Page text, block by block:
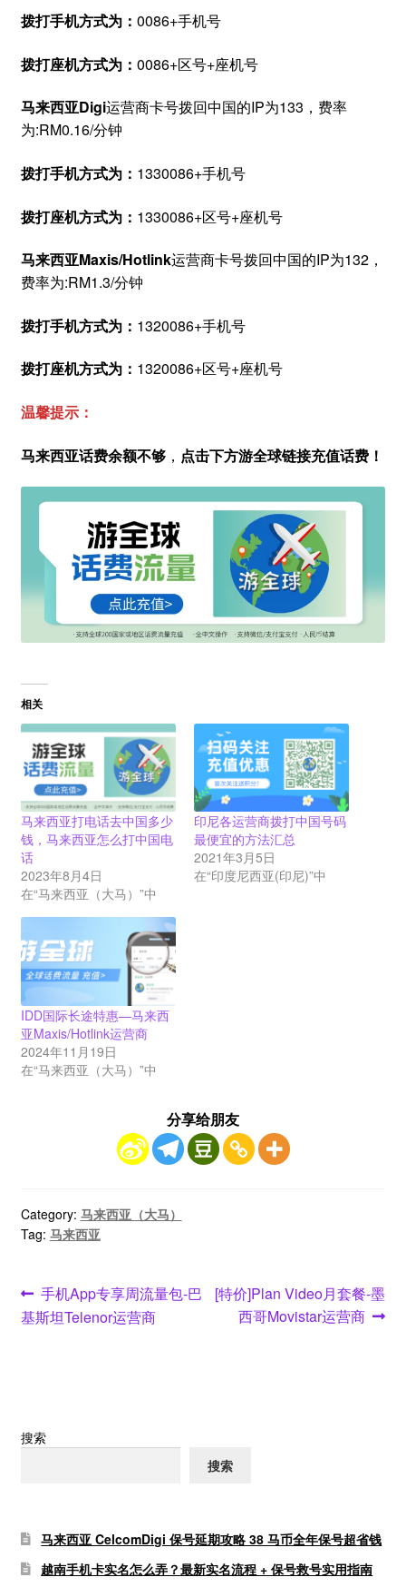
拨打手机方式为： 0086+手机号
拨打座机方式为： 0086+区号+座机号
马来西亚Digi运营商卡号拨回中国的IP为133，费率
为:RM0.16/分钟
拨打手机方式为： 1330086+手机号
拨打座机方式为： 1330086+区号+座机号
马来西亚Maxis/Hotlink运营商卡号拨回中国的IP为132，
费率为:RM1.3/分钟
拨打手机方式为： 1320086+手机号
拨打座机方式为： 1320086+区号+座机号
温馨提示：
马来西亚话费余额不够， 点击下方游全球链接充值话费！
相关
马来西亚打电话去中国多少
钱，马来西亚怎么打中国电
话
2023年8月4日
在“马来西亚（大马）”中
印尼各运营商拨打中国号码
最便宜的方法汇总
2021年3月5日
在“印度尼西亚(印尼)”中
IDD国际长途特惠—马来西
亚Maxis/Hotlink运营商
2024年11月19日
在“马来西亚（大马）”中
分享给朋友
Category: 马来西亚（大马）
Tag: 马来西亚
文
章
Previous
post:
手机App专享周流量包-巴
基斯坦Telenor运营商
Next
post:
[特价]Plan Video月套餐-墨
西哥Movistar运营商
搜索
搜索
马来西亚 CelcomDigi 保号延期攻略 38 马币全年保号超省钱
越南手机卡实名怎么弄？最新实名流程 + 保号救号实用指南